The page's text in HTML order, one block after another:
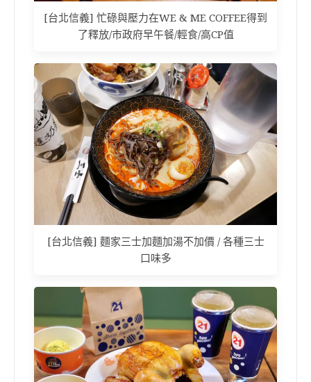
[台北信義] 忙碌與壓力在WE & ME COFFEE得到
了釋放/市政府早午餐/輕食/高CP值
[台北信義] 麵家三士加麵加湯不加價 / 各種三士
口味多